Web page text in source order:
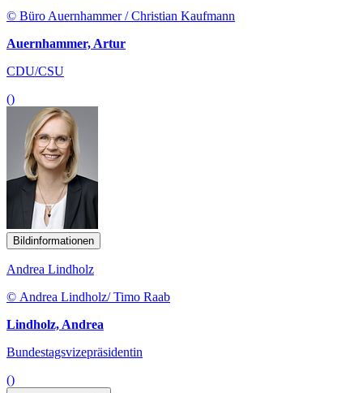
© Büro Auernhammer / Christian Kaufmann
Auernhammer, Artur
CDU/CSU
()
Bildinformationen
Andrea Lindholz
© Andrea Lindholz/ Timo Raab
Lindholz, Andrea
Bundestagsvizepräsidentin
()